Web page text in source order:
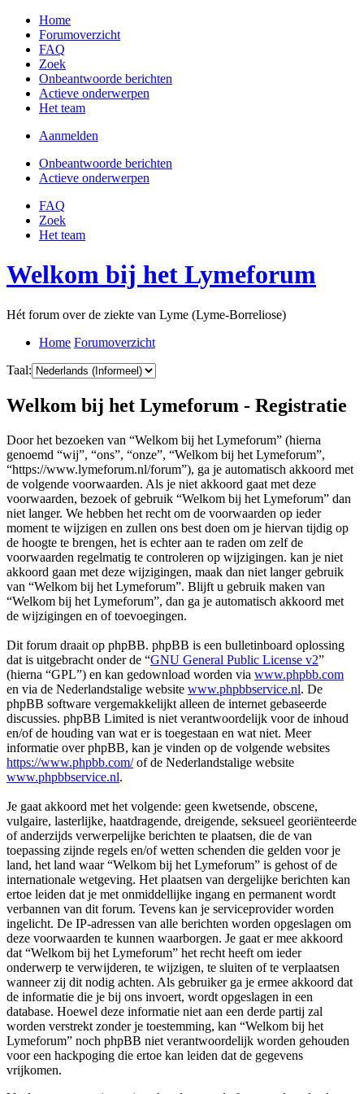
Home
Forumoverzicht
FAQ
Zoek
Onbeantwoorde berichten
Actieve onderwerpen
Het team
Aanmelden
Onbeantwoorde berichten
Actieve onderwerpen
FAQ
Zoek
Het team
Welkom bij het Lymeforum
Hét forum over de ziekte van Lyme (Lyme-Borreliose)
Home Forumoverzicht
Taal:
Welkom bij het Lymeforum - Registratie
Door het bezoeken van “Welkom bij het Lymeforum” (hierna
genoemd “wij”, “ons”, “onze”, “Welkom bij het Lymeforum”,
“https://www.lymeforum.nl/forum”), ga je automatisch akkoord met
de volgende voorwaarden. Als je niet akkoord gaat met deze
voorwaarden, bezoek of gebruik “Welkom bij het Lymeforum” dan
niet langer. We hebben het recht om de voorwaarden op ieder
moment te wijzigen en zullen ons best doen om je hiervan tijdig op
de hoogte te brengen, het is echter aan te raden om zelf de
voorwaarden regelmatig te controleren op wijzigingen. kan je niet
akkoord gaan met deze wijzigingen, maak dan niet langer gebruik
van “Welkom bij het Lymeforum”. Blijft u gebruik maken van
“Welkom bij het Lymeforum”, dan ga je automatisch akkoord met
de wijzigingen en of toevoegingen.
Dit forum draait op phpBB. phpBB is een bulletinboard oplossing
dat is uitgebracht onder de “GNU General Public License v2”
(hierna “GPL”) en kan gedownload worden via www.phpbb.com
en via de Nederlandstalige website www.phpbbservice.nl. De
phpBB software vergemakkelijkt alleen de internet gebaseerde
discussies. phpBB Limited is niet verantwoordelijk voor de inhoud
en/of de houding van wat er is toegestaan en wat niet. Meer
informatie over phpBB, kan je vinden op de volgende websites
https://www.phpbb.com/of de Nederlandstalige website
www.phpbbservice.nl.
Je gaat akkoord met het volgende: geen kwetsende, obscene,
vulgaire, lasterlijke, haatdragende, dreigende, seksueel georiënteerde
of anderzijds verwerpelijke berichten te plaatsen, die de van
toepassing zijnde regels en/of wetten schenden die gelden voor je
land, het land waar “Welkom bij het Lymeforum” is gehost of de
internationale wetgeving. Het plaatsen van dergelijke berichten kan
ertoe leiden dat je met onmiddellijke ingang en permanent wordt
verbannen van dit forum. Tevens kan je serviceprovider worden
ingelicht. De IP-adressen van alle berichten worden opgeslagen om
deze voorwaarden te kunnen waarborgen. Je gaat er mee akkoord
dat “Welkom bij het Lymeforum” het recht heeft om ieder
onderwerp te verwijderen, te wijzigen, te sluiten of te verplaatsen
wanneer zij dit nodig achten. Als gebruiker ga je ermee akkoord dat
de informatie die je bij ons invoert, wordt opgeslagen in een
database. Hoewel deze informatie niet aan een derde partij zal
worden verstrekt zonder je toestemming, kan “Welkom bij het
Lymeforum” noch phpBB niet verantwoordelijk worden gehouden
voor een hackpoging die ertoe kan leiden dat de gegevens
vrijkomen.